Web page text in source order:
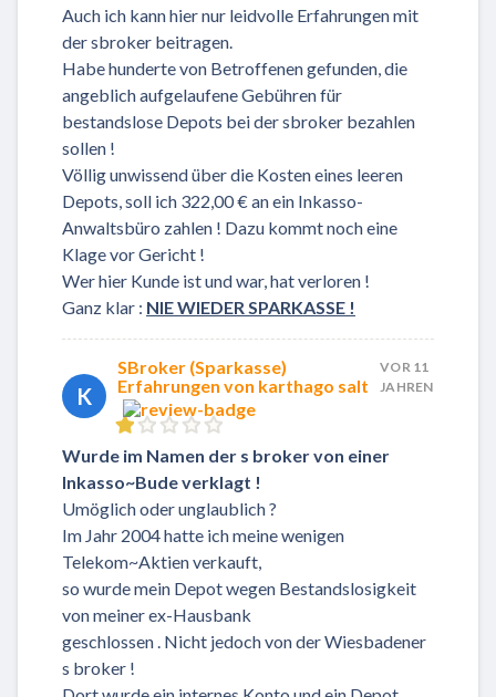
Auch ich kann hier nur leidvolle Erfahrungen mit
der sbroker beitragen.
Habe hunderte von Betroffenen gefunden, die
angeblich aufgelaufene Gebühren für
bestandslose Depots bei der sbroker bezahlen
sollen !
Völlig unwissend über die Kosten eines leeren
Depots, soll ich 322,00 € an ein Inkasso-
Anwaltsbüro zahlen ! Dazu kommt noch eine
Klage vor Gericht !
Wer hier Kunde ist und war, hat verloren !
Ganz klar : NIE WIEDER SPARKASSE !
K
SBroker (Sparkasse)
Erfahrungen von karthago salt
VOR 11
JAHREN
​Wurde im Namen der s broker von einer
Inkasso~Bude verklagt !
​Umöglich oder unglaublich ?
Im Jahr 2004 hatte ich meine wenigen
Telekom~Aktien verkauft,
so wurde mein Depot wegen Bestandslosigkeit
von meiner ex-Hausbank
​geschlossen . Nicht jedoch von der Wiesbadener
s broker !